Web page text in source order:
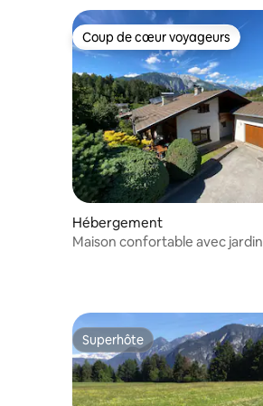
Coup de cœur voyageurs
Coup de cœur voyageurs
Hébergement
Maison confortable avec jardin
Superhôte
Superhôte